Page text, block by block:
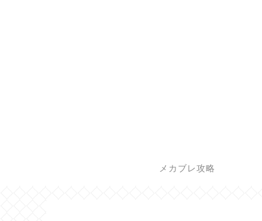
メカブレ攻略